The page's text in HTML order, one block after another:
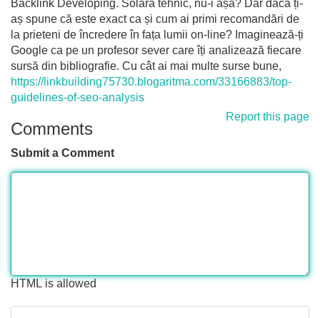
Backlink Developing. Solară tehnic, nu-i așa? Dar dacă ți-
aș spune că este exact ca și cum ai primi recomandări de
la prieteni de încredere în fața lumii on-line? Imaginează-ți
Google ca pe un profesor sever care îți analizează fiecare
sursă din bibliografie. Cu cât ai mai multe surse bune,
https://linkbuilding75730.blogaritma.com/33166883/top-
guidelines-of-seo-analysis
Report this page
Comments
Submit a Comment
HTML is allowed